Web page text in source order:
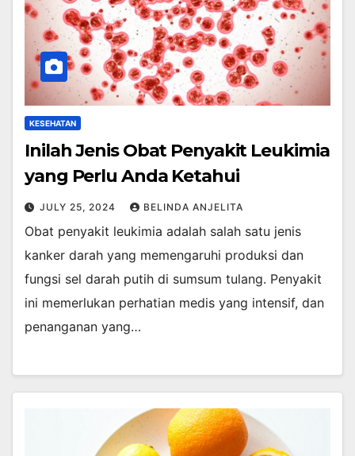
KESEHATAN
Inilah Jenis Obat Penyakit Leukimia
yang Perlu Anda Ketahui
JULY 25, 2024 BELINDA ANJELITA
Obat penyakit leukimia adalah salah satu jenis
kanker darah yang memengaruhi produksi dan
fungsi sel darah putih di sumsum tulang. Penyakit
ini memerlukan perhatian medis yang intensif, dan
penanganan yang…